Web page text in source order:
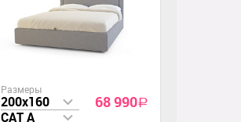
Размеры
200x160
CAT A
68 990a